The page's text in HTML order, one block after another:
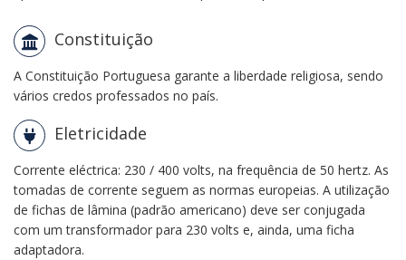
Constituição
A Constituição Portuguesa garante a liberdade religiosa, sendo
vários credos professados no país.
Eletricidade
Corrente eléctrica: 230 / 400 volts, na frequência de 50 hertz. As
tomadas de corrente seguem as normas europeias. A utilização
de fichas de lâmina (padrão americano) deve ser conjugada
com um transformador para 230 volts e, ainda, uma ficha
adaptadora.